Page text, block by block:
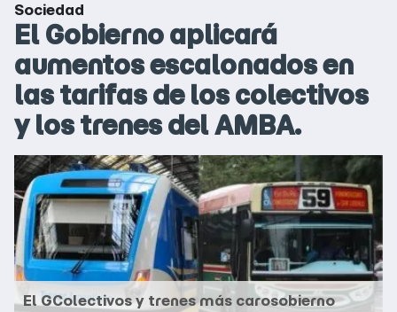
Sociedad
El Gobierno aplicará
aumentos escalonados en
las tarifas de los colectivos
y los trenes del AMBA.
El GColectivos y trenes más carosobierno